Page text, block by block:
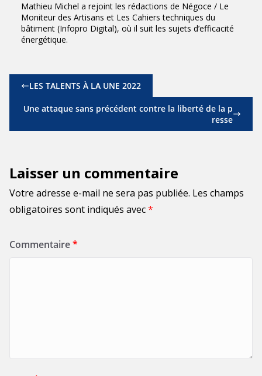
Mathieu Michel a rejoint les rédactions de Négoce / Le
Moniteur des Artisans et Les Cahiers techniques du
bâtiment (Infopro Digital), où il suit les sujets d’efficacité
énergétique.
LES TALENTS À LA UNE 2022
Une attaque sans précédent contre la liberté de la p
resse
Laisser un commentaire
Votre adresse e-mail ne sera pas publiée. Les champs
obligatoires sont indiqués avec*
Commentaire*